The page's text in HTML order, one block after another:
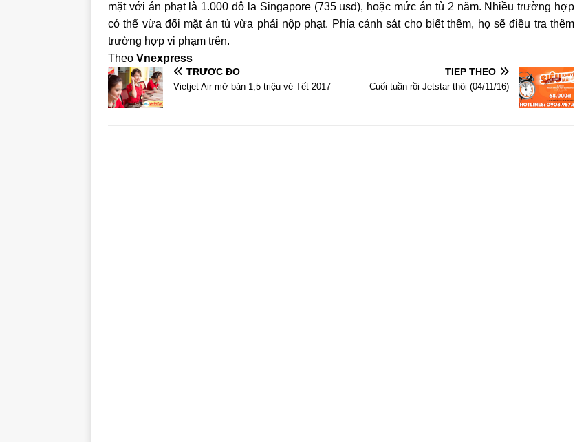
mặt với án phạt là 1.000 đô la Singapore (735 usd), hoặc mức án tù 2 năm. Nhiều trường hợp
có thể vừa đối mặt án tù vừa phải nộp phạt. Phía cảnh sát cho biết thêm, họ sẽ điều tra thêm
trường hợp vi phạm trên.
Theo Vnexpress
TRƯỚC ĐÓ
Vietjet Air mở bán 1,5 triệu vé Tết 2017
TIẾP THEO
Cuối tuần rồi Jetstar thôi (04/11/16)